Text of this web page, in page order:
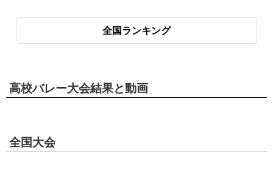
全国ランキング
高校バレー大会結果と動画
全国大会